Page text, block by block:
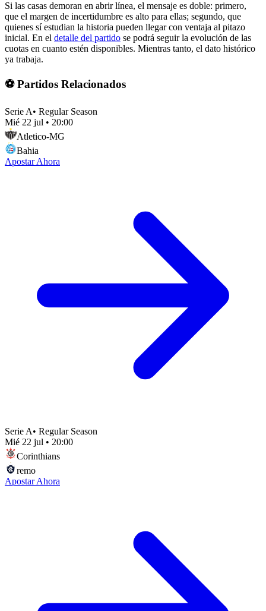
Si las casas demoran en abrir línea, el mensaje es doble: primero,
que el margen de incertidumbre es alto para ellas; segundo, que
quienes sí estudian la historia pueden llegar con ventaja al pitazo
inicial. En el detalle del partido se podrá seguir la evolución de las
cuotas en cuanto estén disponibles. Mientras tanto, el dato histórico
ya trabaja.
⚽ Partidos Relacionados
Serie A• Regular Season
Mié 22 jul • 20:00
Atletico-MG
Bahia
Apostar Ahora
Serie A• Regular Season
Mié 22 jul • 20:00
Corinthians
remo
Apostar Ahora